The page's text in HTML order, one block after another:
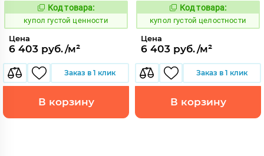
846742
Код товара:
купол густой ценности
Цена
6 403 руб./м²
Заказ в 1 клик
В корзину
846743
Код товара:
купол густой целостности
Цена
6 403 руб./м²
Заказ в 1 клик
В корзину